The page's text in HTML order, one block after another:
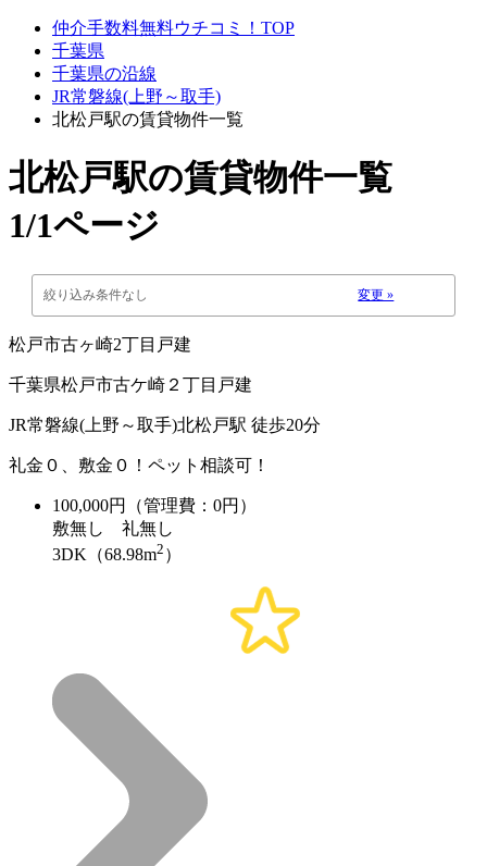
仲介手数料無料ウチコミ！TOP
千葉県
千葉県の沿線
JR常磐線(上野～取手)
北松戸駅の賃貸物件一覧
北松戸駅の賃貸物件一覧
1/1ページ
絞り込み条件なし 変更 »
松戸市古ヶ崎2丁目戸建
千葉県松戸市古ケ崎２丁目戸建
JR常磐線(上野～取手)北松戸駅 徒歩20分
礼金０、敷金０！ペット相談可！
100,000円（管理費：0円）
敷無し 礼無し
3DK（68.98m2 ）